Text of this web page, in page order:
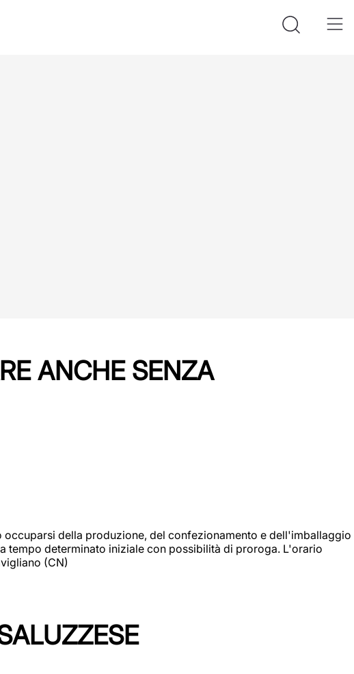
ANCHE SENZA
della produzione, del confezionamento e dell'imballaggio
tempo determinato iniziale con possibilità di proroga. L'orario
(CN)